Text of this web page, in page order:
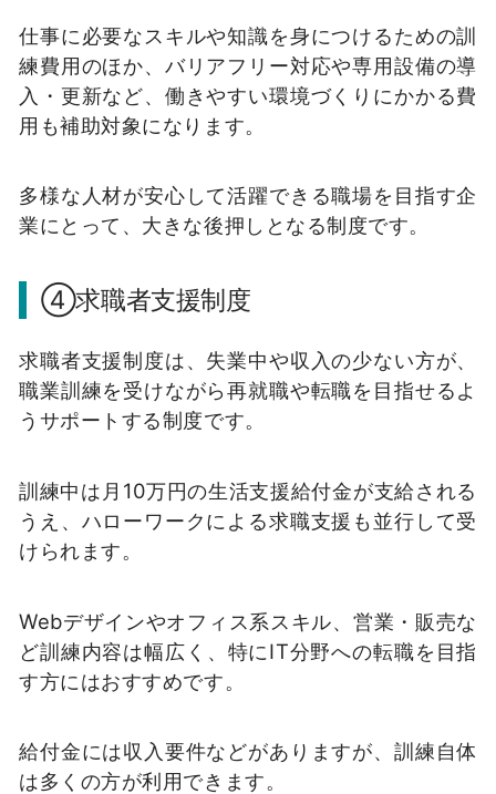
仕事に必要なスキルや知識を身につけるための訓
練費用のほか、バリアフリー対応や専用設備の導
入・更新など、働きやすい環境づくりにかかる費
用も補助対象になります。
多様な人材が安心して活躍できる職場を目指す企
業にとって、大きな後押しとなる制度です。
④求職者支援制度
求職者支援制度は、失業中や収入の少ない方が、
職業訓練を受けながら再就職や転職を目指せるよ
うサポートする制度です。
訓練中は月10万円の生活支援給付金が支給される
うえ、ハローワークによる求職支援も並行して受
けられます。
Webデザインやオフィス系スキル、営業・販売な
ど訓練内容は幅広く、特にIT分野への転職を目指
す方にはおすすめです。
給付金には収入要件などがありますが、訓練自体
は多くの方が利用できます。